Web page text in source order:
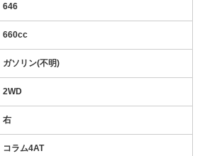
646
660cc
ガソリン(不明)
2WD
右
コラム4AT